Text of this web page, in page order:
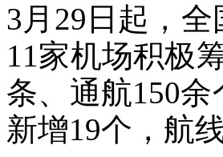
3月29日起，
11家机场积极
条、通航150
新增19个，航